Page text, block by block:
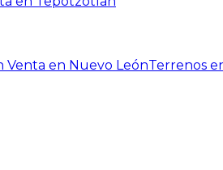
Venta en Nuevo LeónTerrenos